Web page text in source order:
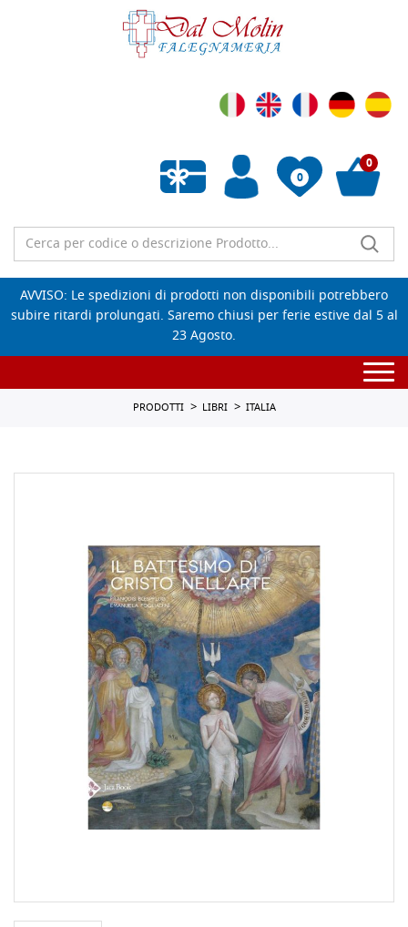
0
Wishlist vuota
0
AVVISO: Le spedizioni di prodotti non disponibili potrebbero
subire ritardi prolungati. Saremo chiusi per ferie estive dal 5 al
23 Agosto.
PRODOTTI LIBRI ITALIA